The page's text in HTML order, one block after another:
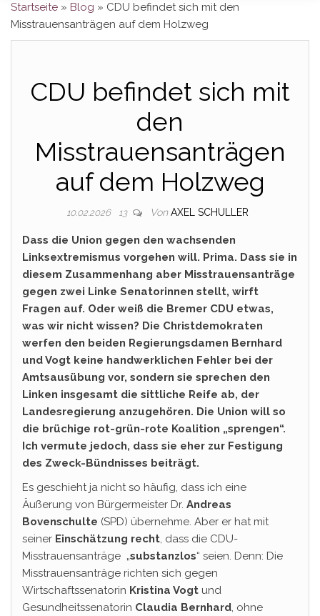
Startseite » Blog » CDU befindet sich mit den
Misstrauensanträgen auf dem Holzweg
CDU befindet sich mit
den
Misstrauensanträgen
auf dem Holzweg
10.02.2026 13 Von AXEL SCHULLER
Dass die Union gegen den wachsenden
Linksextremismus vorgehen will. Prima. Dass sie in
diesem Zusammenhang aber Misstrauensanträge
gegen zwei Linke Senatorinnen stellt, wirft
Fragen auf. Oder weiß die Bremer CDU etwas,
was wir nicht wissen? Die Christdemokraten
werfen den beiden Regierungsdamen Bernhard
und Vogt keine handwerklichen Fehler bei der
Amtsausübung vor, sondern sie sprechen den
Linken insgesamt die sittliche Reife ab, der
Landesregierung anzugehören. Die Union will so
die brüchige rot-grün-rote Koalition „sprengen“.
Ich vermute jedoch, dass sie eher zur Festigung
des Zweck-Bündnisses beiträgt.
Es geschieht ja nicht so häufig, dass ich eine
Äußerung von Bürgermeister Dr. Andreas
Bovenschulte (SPD) übernehme. Aber er hat mit
seiner Einschätzung recht, dass die CDU-
Misstrauensanträge „substanzlos“ seien. Denn: Die
Misstrauensanträge richten sich gegen
Wirtschaftssenatorin Kristina Vogt und
Gesundheitssenatorin Claudia Bernhard, ohne